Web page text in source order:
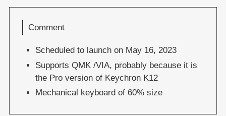
Comment
Scheduled to launch on May 16, 2023
Supports QMK /VIA, probably because it is
the Pro version of Keychron K12
Mechanical keyboard of 60% size